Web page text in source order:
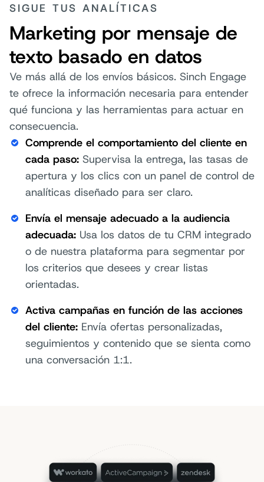
SIGUE TUS ANALÍTICAS
Marketing por mensaje de
texto basado en datos
Ve más allá de los envíos básicos. Sinch Engage
te ofrece la información necesaria para entender
qué funciona y las herramientas para actuar en
consecuencia.
Comprende el comportamiento del cliente en
cada paso: Supervisa la entrega, las tasas de
apertura y los clics con un panel de control de
analíticas diseñado para ser claro.
Envía el mensaje adecuado a la audiencia
adecuada: Usa los datos de tu CRM integrado
o de nuestra plataforma para segmentar por
los criterios que desees y crear listas
orientadas.
Activa campañas en función de las acciones
del cliente: Envía ofertas personalizadas,
seguimientos y contenido que se sienta como
una conversación 1:1.